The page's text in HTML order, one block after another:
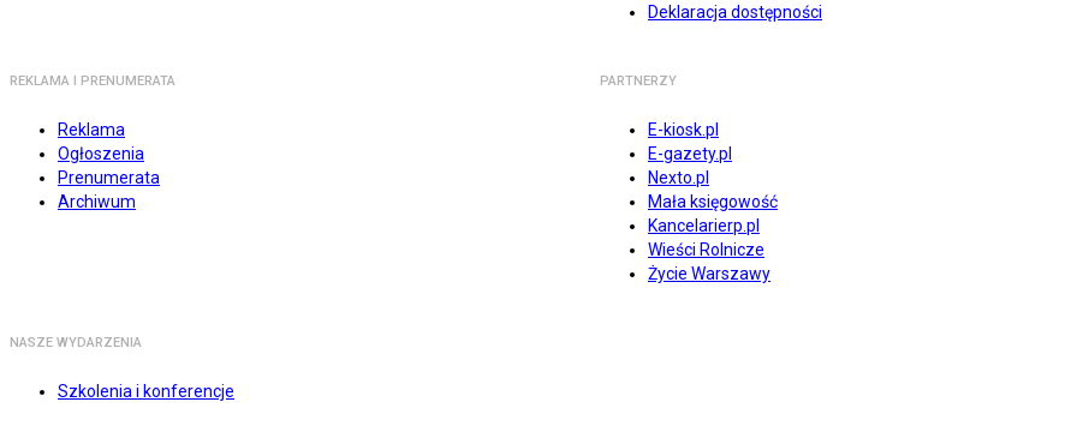
Deklaracja dostępności
REKLAMA I PRENUMERATA
Reklama
Ogłoszenia
Prenumerata
Archiwum
PARTNERZY
E-kiosk.pl
E-gazety.pl
Nexto.pl
Mała księgowość
Kancelarierp.pl
Wieści Rolnicze
Życie Warszawy
NASZE WYDARZENIA
Szkolenia i konferencje